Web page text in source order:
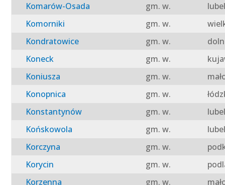
Komarów-Osada
gm. w.
Komorniki
gm. w.
Kondratowice
gm. w.
Koneck
gm. w.
Koniusza
gm. w.
Konopnica
gm. w.
Konstantynów
gm. w.
Końskowola
gm. w.
Korczyna
gm. w.
Korycin
gm. w.
Korzenna
gm. w.